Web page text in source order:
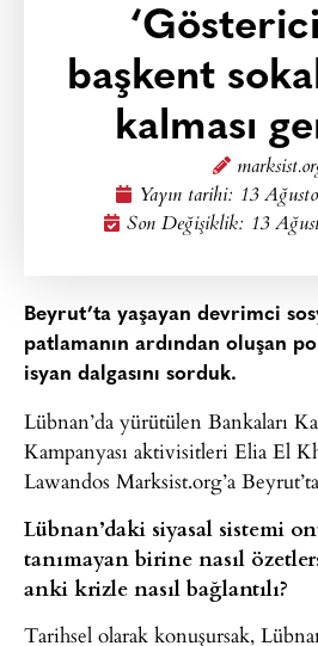
başkent
kalması
Yayın tarihi: 13
Son Değişiklik: 13
Beyrut’ta yaşayan devrimci
patlamanın ardından oluşan
isyan dalgasını sorduk.
Lübnan’da yürütülen Bankaları
Kampanyası aktivisitleri Elia El
Lawandos Marksist.org’a
Lübnan’daki siyasal sistemi
tanımayan birine nasıl
anki krizle nasıl bağlantılı?
Tarihsel olarak konuşursak,